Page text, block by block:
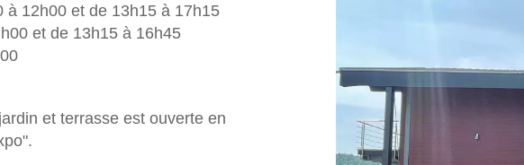
à 12h00 et de 13h15 à 17h15
et de 13h15 à 16h45
et terrasse est ouverte en